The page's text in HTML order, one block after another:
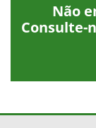
Não
Consulte-